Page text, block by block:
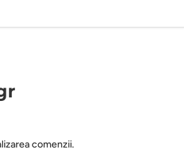
comenzii.